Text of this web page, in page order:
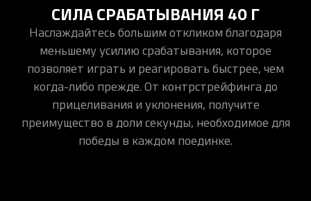
СИЛА СРАБАТЫВАНИЯ 40 Г
Наслаждайтесь большим откликом благодаря
меньшему усилию срабатывания, которое
позволяет играть и реагировать быстрее, чем
когда-либо прежде. От контрстрейфинга до
прицеливания и уклонения, получите
преимущество в доли секунды, необходимое для
победы в каждом поединке.